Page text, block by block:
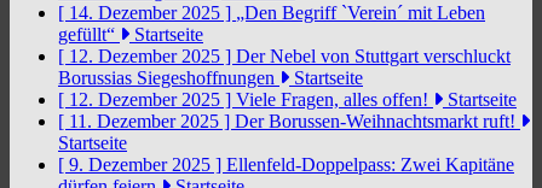
[ 14. Dezember 2025 ] „Den Begriff `Verein´ mit Leben
gefüllt“
Startseite
[ 12. Dezember 2025 ] Der Nebel von Stuttgart verschluckt
Borussias Siegeshoffnungen
Startseite
[ 12. Dezember 2025 ] Viele Fragen, alles offen!
Startseite
[ 11. Dezember 2025 ] Der Borussen-Weihnachtsmarkt ruft!
Startseite
[ 9. Dezember 2025 ] Ellenfeld-Doppelpass: Zwei Kapitäne